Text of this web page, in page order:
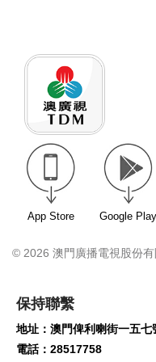
App Store Google Play
© 2026 澳門廣播電視股份
保持聯繫
地址：澳門俾利喇街一五
電話：28517758